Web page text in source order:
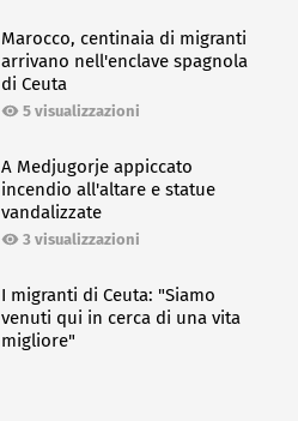
Marocco, centinaia di migranti
arrivano nell'enclave spagnola
di Ceuta
5 visualizzazioni
A Medjugorje appiccato
incendio all'altare e statue
vandalizzate
3 visualizzazioni
I migranti di Ceuta: "Siamo
venuti qui in cerca di una vita
migliore"